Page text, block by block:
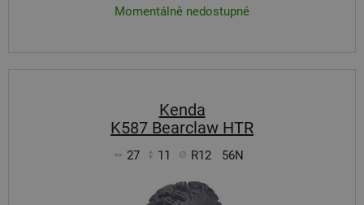
Momentálně nedostupné
Kenda
K587 Bearclaw HTR
27 11 R12 56N